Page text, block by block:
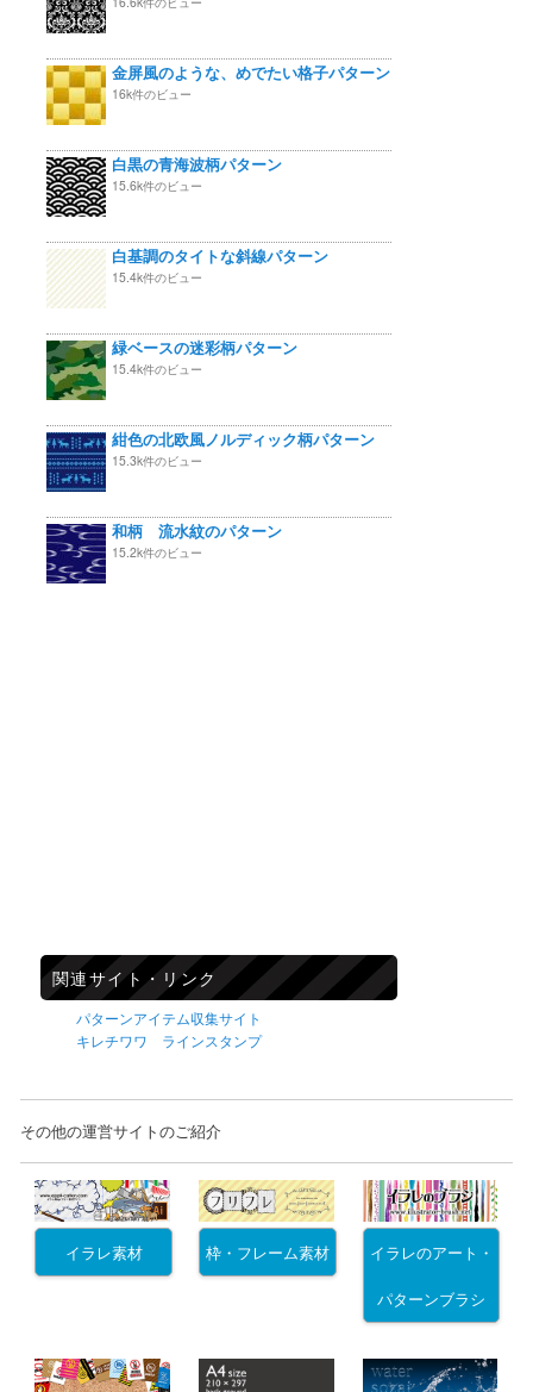
金屏風のような、めでたい格子パターン
16k件のビュー
白黒の青海波柄パターン
15.6k件のビュー
白基調のタイトな斜線パターン
15.4k件のビュー
緑ベースの迷彩柄パターン
15.4k件のビュー
紺色の北欧風ノルディック柄パターン
15.3k件のビュー
和柄 流水紋のパターン
15.2k件のビュー
関連サイト・リンク
パターンアイテム収集サイト
キレチワワ ラインスタンプ
その他の運営サイトのご紹介
イラレ素材 枠・フレーム素材 イラレのアート・
パターンブラシ